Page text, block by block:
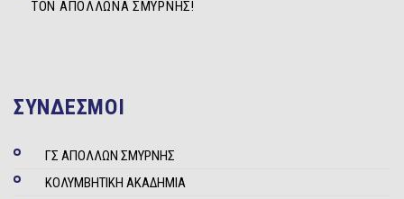
ΤΟΝ ΑΠΌΛΛΩΝΑ ΣΜΎΡΝΗΣ!
ΣΥΝΔΕΣΜΟΙ
ΓΣ ΑΠΟΛΛΩΝ ΣΜΥΡΝΗΣ
ΚΟΛΥΜΒΗΤΙΚΗ ΑΚΑΔΗΜΙΑ